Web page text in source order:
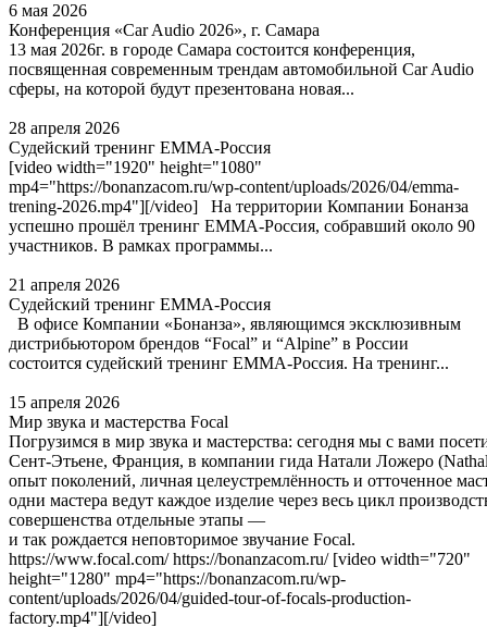
6 мая 2026
Конференция «Car Audio 2026», г. Самара
13 мая 2026г. в городе Самара состоится конференция,
посвященная современным трендам автомобильной Car Audio
сферы, на которой будут презентована новая...
28 апреля 2026
Судейский тренинг EMMA-Россия
[video width="1920" height="1080"
mp4="https://bonanzacom.ru/wp-content/uploads/2026/04/emma-
trening-2026.mp4"][/video] На территории Компании Бонанза
успешно прошёл тренинг EMMA‑Россия, собравший около 90
участников. В рамках программы...
21 апреля 2026
Судейский тренинг EMMA-Россия
В офисе Компании «Бонанза», являющимся эксклюзивным
дистрибьютором брендов “Focal” и “Alpine” в России
состоится судейский тренинг EMMA-Россия. На тренинг...
15 апреля 2026
Мир звука и мастерства Focal
Погрузимся в мир звука и мастерства: сегодня мы с вами
Сент‑Этьене, Франция, в компании гида Натали Ложеро
опыт поколений, личная целеустремлённость и отточенное
одни мастера ведут каждое изделие через весь цикл
совершенства отдельные этапы —
и так рождается неповторимое звучание Focal.
https://www.focal.com/ https://bonanzacom.ru/ [video width="720"
height="1280" mp4="https://bonanzacom.ru/wp-
content/uploads/2026/04/guided-tour-of-focals-production-
factory.mp4"][/video]